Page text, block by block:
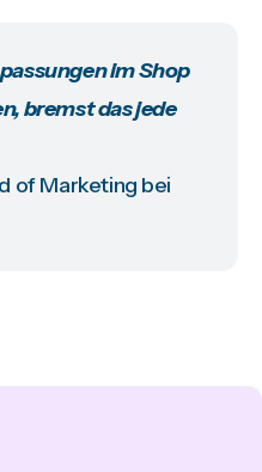
im Shop
bremst das jede
of Marketing bei